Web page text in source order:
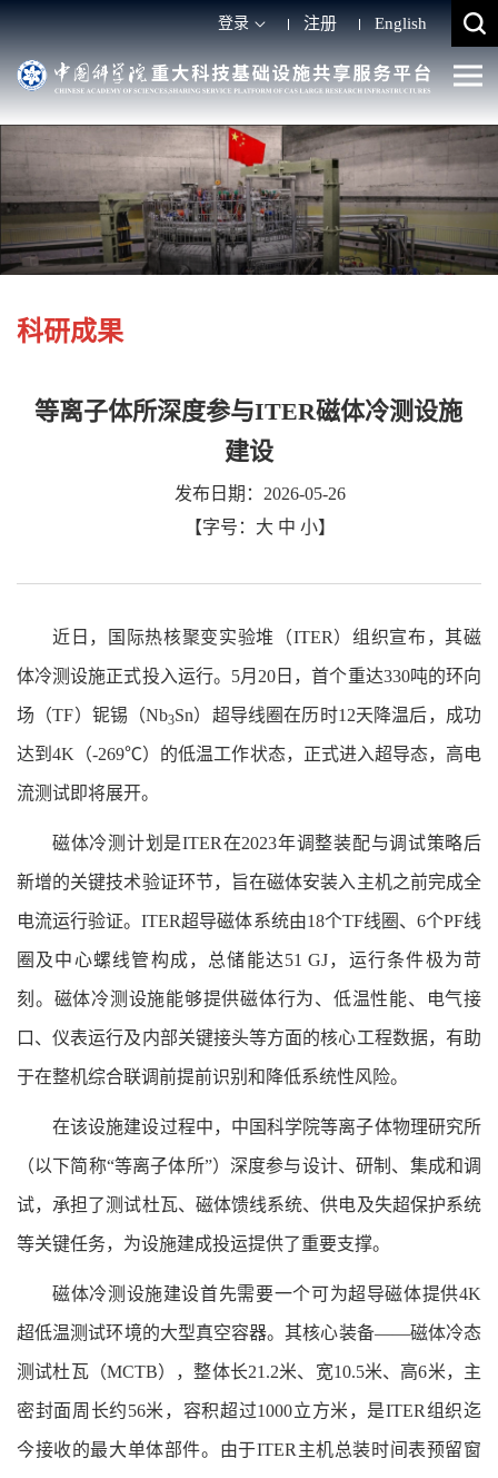
登录 注册 English
科研成果
等离子体所深度参与ITER磁体冷测设施
建设
发布日期：2026-05-26
【字号： 大 中 小】
近日，国际热核聚变实验堆（ITER）组织宣布，其磁
体冷测设施正式投入运行。5月20日，首个重达330吨的环向
场（TF）铌锡（Nb3Sn）超导线圈在历时12天降温后，成功
达到4K（-269℃）的低温工作状态，正式进入超导态，高电
流测试即将展开。
磁体冷测计划是ITER在2023年调整装配与调试策略后
新增的关键技术验证环节，旨在磁体安装入主机之前完成全
电流运行验证。ITER超导磁体系统由18个TF线圈、6个PF线
圈及中心螺线管构成，总储能达51 GJ，运行条件极为苛
刻。磁体冷测设施能够提供磁体行为、低温性能、电气接
口、仪表运行及内部关键接头等方面的核心工程数据，有助
于在整机综合联调前提前识别和降低系统性风险。
在该设施建设过程中，中国科学院等离子体物理研究所
（以下简称“等离子体所”）深度参与设计、研制、集成和调
试，承担了测试杜瓦、磁体馈线系统、供电及失超保护系统
等关键任务，为设施建成投运提供了重要支撑。
磁体冷测设施建设首先需要一个可为超导磁体提供4K
超低温测试环境的大型真空容器。其核心装备——磁体冷态
测试杜瓦（MCTB），整体长21.2米、宽10.5米、高6米，主
密封面周长约56米，容积超过1000立方米，是ITER组织迄
今接收的最大单体部件。由于ITER主机总装时间表预留窗